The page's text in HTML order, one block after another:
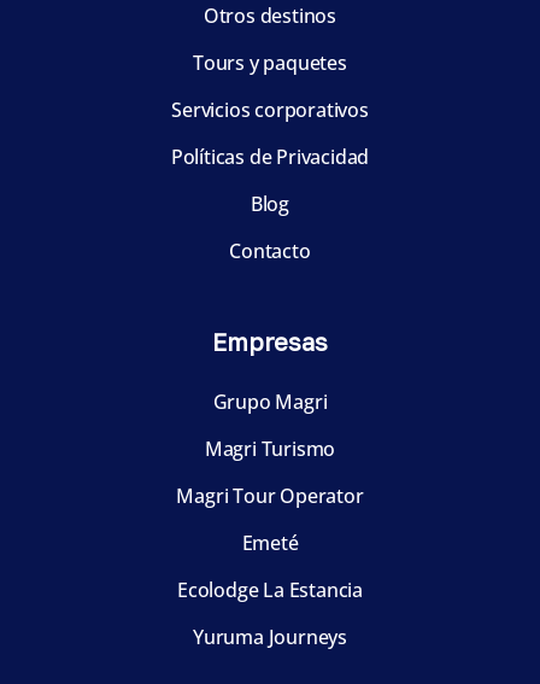
Otros destinos
Tours y paquetes
Servicios corporativos
Políticas de Privacidad
Blog
Contacto
Empresas
Grupo Magri
Magri Turismo
Magri Tour Operator
Emeté
Ecolodge La Estancia
Yuruma Journeys